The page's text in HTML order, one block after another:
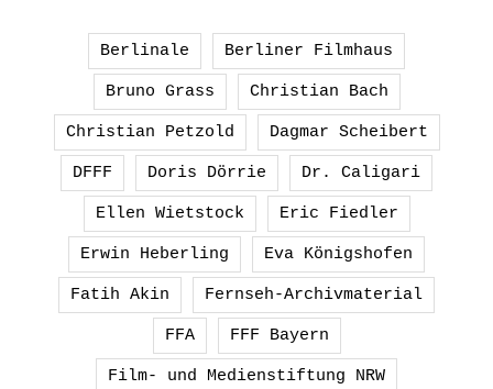
Berlinale Berliner Filmhaus
Bruno Grass Christian Bach
Christian Petzold Dagmar Scheibert
DFFF Doris Dörrie Dr. Caligari
Ellen Wietstock Eric Fiedler
Erwin Heberling Eva Königshofen
Fatih Akin Fernseh-Archivmaterial
FFA FFF Bayern
Film- und Medienstiftung NRW